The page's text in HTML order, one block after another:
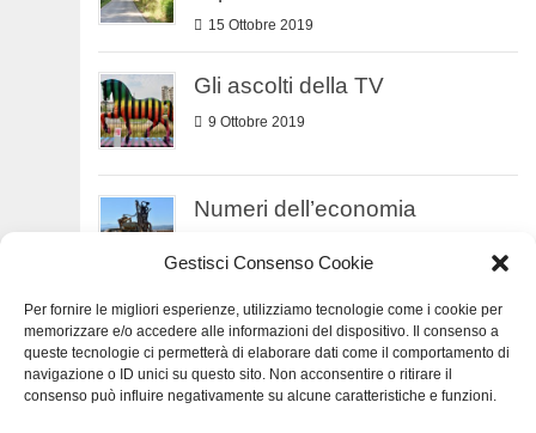
Gestisci Consenso Cookie
Per fornire le migliori esperienze, utilizziamo tecnologie come i cookie per
memorizzare e/o accedere alle informazioni del dispositivo. Il consenso a
queste tecnologie ci permetterà di elaborare dati come il comportamento di
navigazione o ID unici su questo sito. Non acconsentire o ritirare il
consenso può influire negativamente su alcune caratteristiche e funzioni.
15 Ottobre 2019
Gli ascolti della TV
9 Ottobre 2019
Numeri dell’economia
Numeri della TV
3 Agosto 2019